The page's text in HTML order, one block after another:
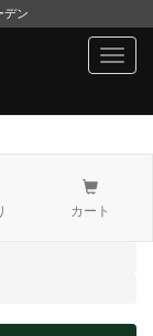
デン
カート